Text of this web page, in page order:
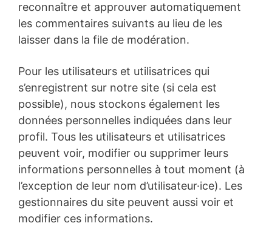
reconnaître et approuver automatiquement
les commentaires suivants au lieu de les
laisser dans la file de modération.
Pour les utilisateurs et utilisatrices qui
s’enregistrent sur notre site (si cela est
possible), nous stockons également les
données personnelles indiquées dans leur
profil. Tous les utilisateurs et utilisatrices
peuvent voir, modifier ou supprimer leurs
informations personnelles à tout moment (à
l’exception de leur nom d’utilisateur·ice). Les
gestionnaires du site peuvent aussi voir et
modifier ces informations.